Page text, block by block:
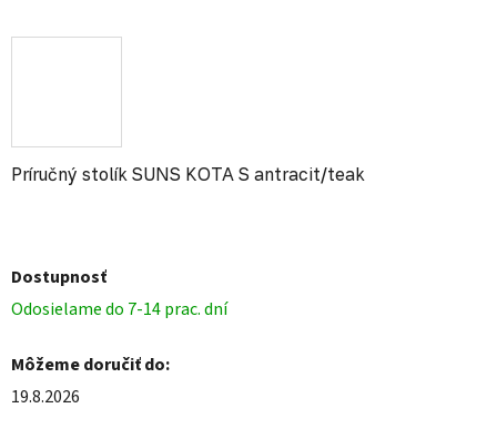
Príručný stolík SUNS KOTA S antracit/teak
Dostupnosť
Odosielame do 7-14 prac. dní
Môžeme doručiť do:
19.8.2026